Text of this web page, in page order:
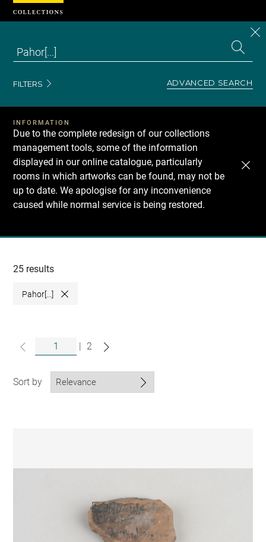
FILTERS ADVANCED SEARCH
INFORMATION
Due to the complete redesign of our collections
management tools, some of the information
displayed in our online catalogue, particularly
rooms in which artworks can be found, may not be
up to date. We apologise for any inconvenience
caused while normal service is being restored.
Recherche
collections
25 results
Pahor[...] Close
2
Sort by
Cookies management panel